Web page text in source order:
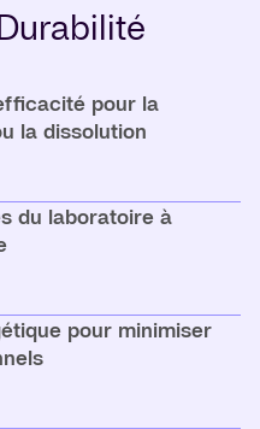
pour la
la dissolution
du laboratoire à
pour minimiser